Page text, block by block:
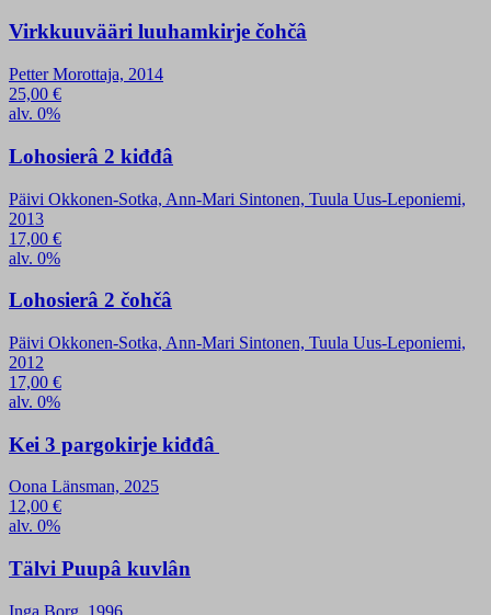
Virkkuuvääri luuhamkirje čohčâ
Petter Morottaja, 2014
25,00 €
alv. 0%
Lohosierâ 2 kiđđâ
Päivi Okkonen-Sotka, Ann-Mari Sintonen, Tuula Uus-Leponiemi,
2013
17,00 €
alv. 0%
Lohosierâ 2 čohčâ
Päivi Okkonen-Sotka, Ann-Mari Sintonen, Tuula Uus-Leponiemi,
2012
17,00 €
alv. 0%
Kei 3 pargokirje kiđđâ
Oona Länsman, 2025
12,00 €
alv. 0%
Tälvi Puupâ kuvlân
Inga Borg, 1996